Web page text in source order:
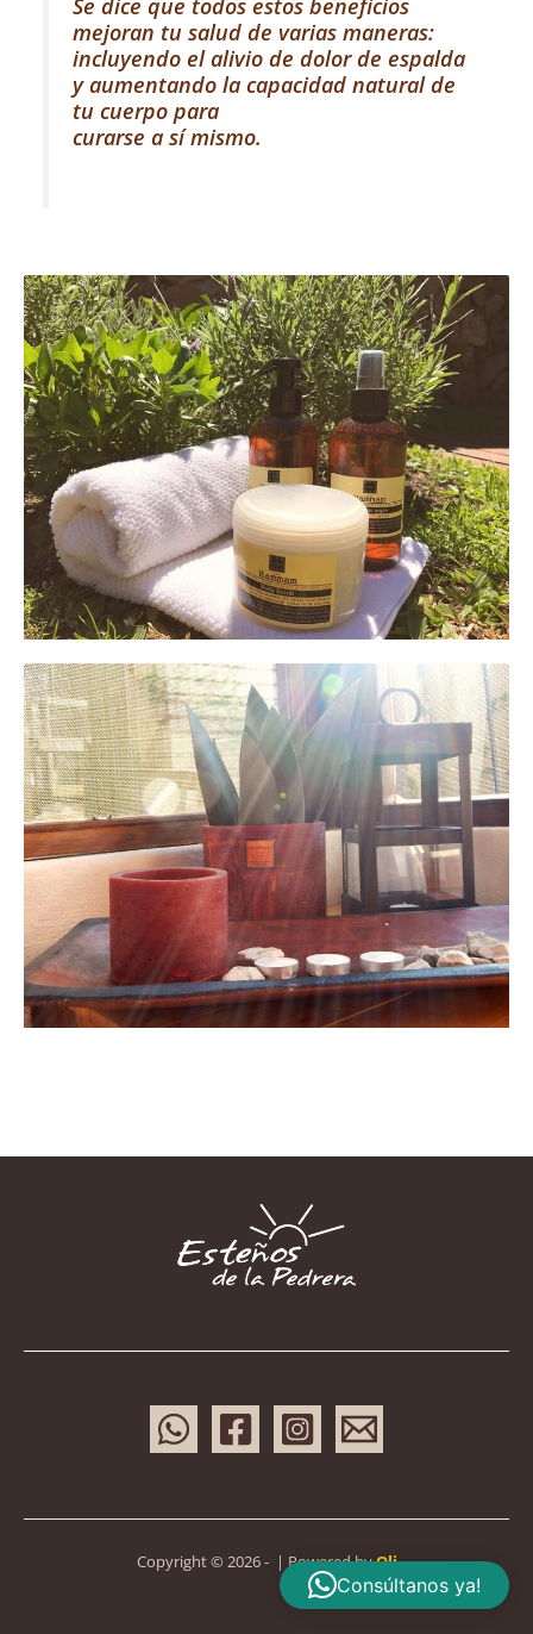
Se dice que todos estos beneficios
mejoran tu salud de varias maneras:
incluyendo el alivio de dolor de espalda
y aumentando la capacidad natural de
tu cuerpo para
curarse a sí mismo.
Copyright © 2026 - | Powered byOli
Consúltanos ya!